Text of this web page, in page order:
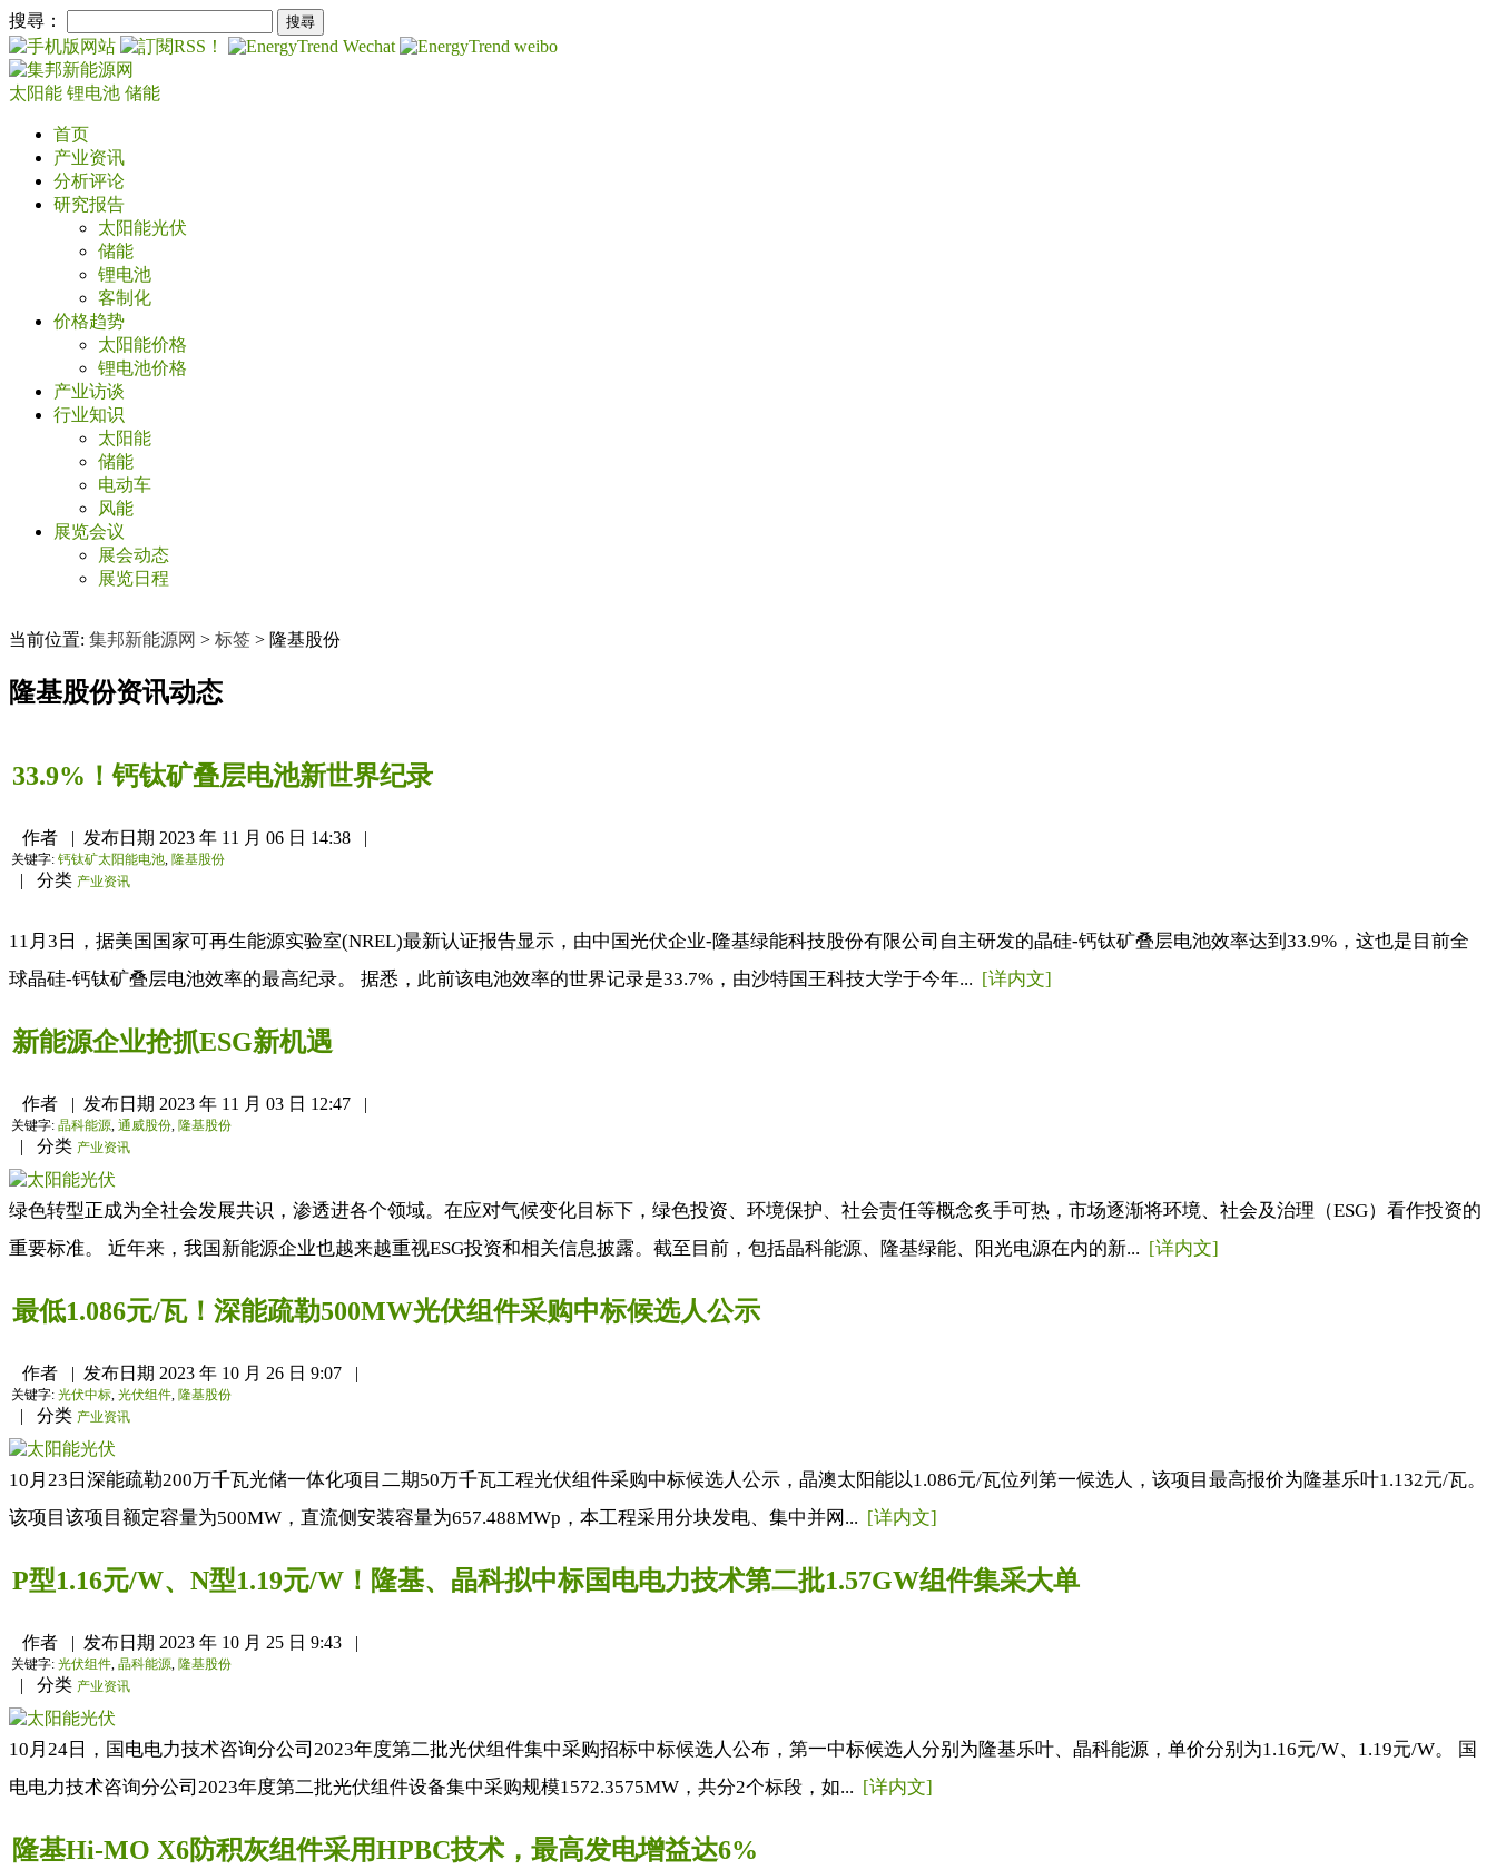
搜尋：
太阳能 锂电池 储能
首页
产业资讯
分析评论
研究报告
太阳能光伏
储能
锂电池
客制化
价格趋势
太阳能价格
锂电池价格
产业访谈
行业知识
太阳能
储能
电动车
风能
展览会议
展会动态
展览日程
当前位置: 集邦新能源网 > 标签 > 隆基股份
隆基股份资讯动态
33.9%！钙钛矿叠层电池新世界纪录
作者 | 发布日期 2023 年 11 月 06 日 14:38 |
关键字: 钙钛矿太阳能电池, 隆基股份
| 分类 产业资讯
11月3日，据美国国家可再生能源实验室(NREL)最新认证报告显示，由中国光伏企业-隆基绿能科技股份有限公司自主研发的晶硅-钙钛矿叠层电池效率达到33.9%，这也是目前全
球晶硅-钙钛矿叠层电池效率的最高纪录。 据悉，此前该电池效率的世界记录是33.7%，由沙特国王科技大学于今年... [详内文]
新能源企业抢抓ESG新机遇
作者 | 发布日期 2023 年 11 月 03 日 12:47 |
关键字: 晶科能源, 通威股份, 隆基股份
| 分类 产业资讯
绿色转型正成为全社会发展共识，渗透进各个领域。在应对气候变化目标下，绿色投资、环境保护、社会责任等概念炙手可热，市场逐渐将环境、社会及治理（ESG）看作投资的
重要标准。 近年来，我国新能源企业也越来越重视ESG投资和相关信息披露。截至目前，包括晶科能源、隆基绿能、阳光电源在内的新... [详内文]
最低1.086元/瓦！深能疏勒500MW光伏组件采购中标候选人公示
作者 | 发布日期 2023 年 10 月 26 日 9:07 |
关键字: 光伏中标, 光伏组件, 隆基股份
| 分类 产业资讯
10月23日深能疏勒200万千瓦光储一体化项目二期50万千瓦工程光伏组件采购中标候选人公示，晶澳太阳能以1.086元/瓦位列第一候选人，该项目最高报价为隆基乐叶1.132元/瓦。
该项目该项目额定容量为500MW，直流侧安装容量为657.488MWp，本工程采用分块发电、集中并网... [详内文]
P型1.16元/W、N型1.19元/W！隆基、晶科拟中标国电电力技术第二批1.57GW组件集采大单
作者 | 发布日期 2023 年 10 月 25 日 9:43 |
关键字: 光伏组件, 晶科能源, 隆基股份
| 分类 产业资讯
10月24日，国电电力技术咨询分公司2023年度第二批光伏组件集中采购招标中标候选人公布，第一中标候选人分别为隆基乐叶、晶科能源，单价分别为1.16元/W、1.19元/W。 国
电电力技术咨询分公司2023年度第二批光伏组件设备集中采购规模1572.3575MW，共分2个标段，如... [详内文]
隆基Hi-MO X6防积灰组件采用HPBC技术，最高发电增益达6%